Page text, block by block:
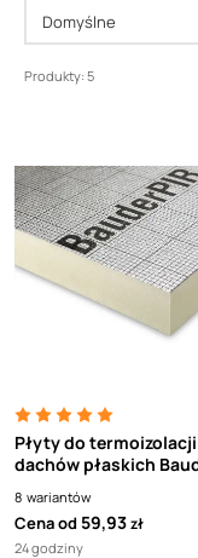
Produkty: 5
Płyty do termoizolacji
dachów płaskich
FA TE z obustronną
aluminiową 1200x600
8 wariantów
Cena od 59,93zł
24 godziny